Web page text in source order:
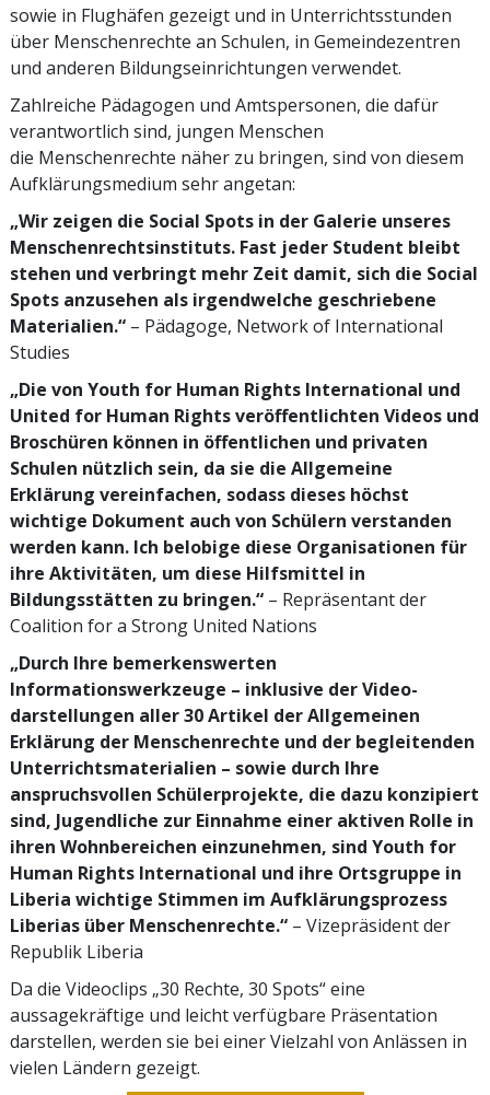
sowie in Flughäfen gezeigt und in Unterrichtsstunden
über Menschenrechte an Schulen, in Gemeindezentren
und anderen Bildungseinrichtungen verwendet.
Zahlreiche Pädagogen und Amtspersonen, die dafür
verantwortlich sind, jungen Menschen
die Menschenrechte näher zu bringen, sind von diesem
Aufklärungsmedium sehr angetan:
„Wir zeigen die Social Spots in der Galerie unseres
Menschenrechtsinstituts. Fast jeder Student bleibt
stehen und verbringt mehr Zeit damit, sich die Social
Spots anzusehen als irgendwelche geschriebene
Materialien.“ – Pädagoge, Network of International
Studies
„Die von Youth for Human Rights International und
United for Human Rights veröffentlichten Videos und
Broschüren können in öffentlichen und privaten
Schulen nützlich sein, da sie die Allgemeine
Erklärung vereinfachen, sodass dieses höchst
wichtige Dokument auch von Schülern verstanden
werden kann. Ich belobige diese Organisationen für
ihre Aktivitäten, um diese Hilfsmittel in
Bildungsstätten zu bringen.“ – Repräsentant der
Coalition for a Strong United Nations
„Durch Ihre bemerkens­werten
Informationswerkzeuge – inklusive der Video­
darstellungen aller 30 Artikel der Allgemeinen
Erklärung der Menschenrechte und der begleitenden
Unterrichtsmaterialien – sowie durch Ihre
anspruchsvollen Schülerprojekte, die dazu konzipiert
sind, Jugendliche zur Einnahme einer aktiven Rolle in
ihren Wohnbereichen einzunehmen, sind Youth for
Human Rights International und ihre Ortsgruppe in
Liberia wichtige Stimmen im Aufklärungsprozess
Liberias über Menschenrechte.“ – Vizepräsident der
Republik Liberia
Da die Videoclips „30 Rechte, 30 Spots“ eine
aussagekräftige und leicht verfügbare Präsentation
darstellen, werden sie bei einer Vielzahl von Anlässen in
vielen Ländern gezeigt.